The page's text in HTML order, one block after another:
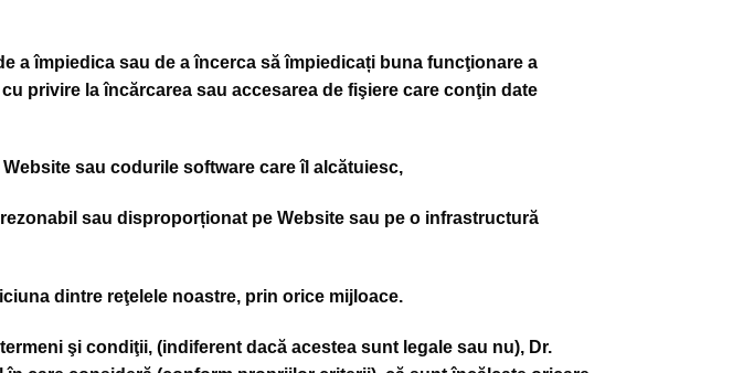
a împiedica sau de a încerca să împiedicați buna funcţionare a
privire la încărcarea sau accesarea de fişiere care conţin date
sau codurile software care îl alcătuiesc,
sau disproporționat pe Website sau pe o infrastructură
dintre reţelele noastre, prin orice mijloace.
şi condiţii, (indiferent dacă acestea sunt legale sau nu), Dr.